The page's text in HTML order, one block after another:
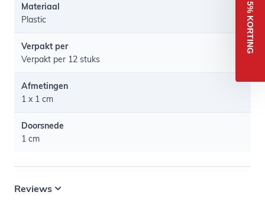
Materiaal
Plastic
Verpakt per
Verpakt per 12 stuks
Afmetingen
1 x 1 cm
Doorsnede
1 cm
Reviews
5% KORTING